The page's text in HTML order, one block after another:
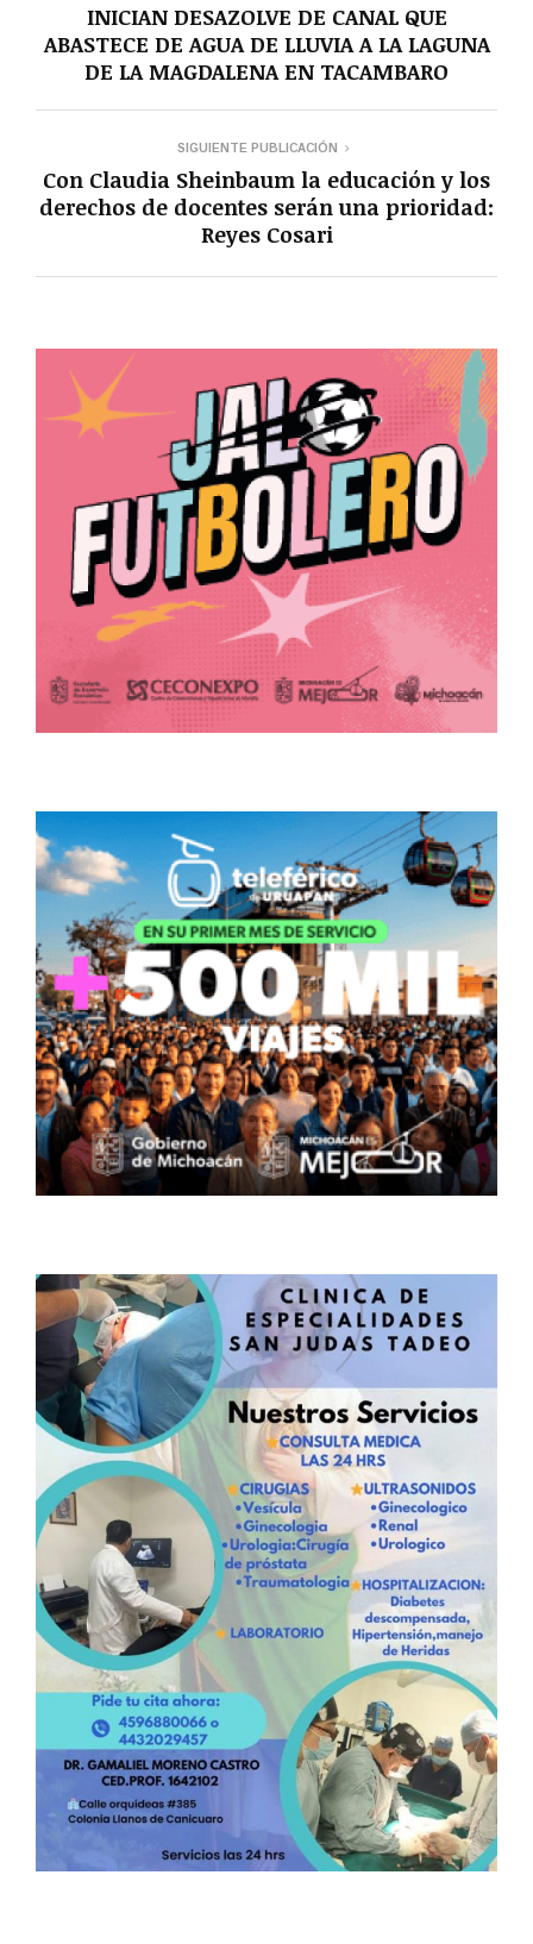
INICIAN DESAZOLVE DE CANAL QUE
ABASTECE DE AGUA DE LLUVIA A LA LAGUNA
DE LA MAGDALENA EN TACAMBARO
SIGUIENTE PUBLICACIÓN
Con Claudia Sheinbaum la educación y los
derechos de docentes serán una prioridad:
Reyes Cosari